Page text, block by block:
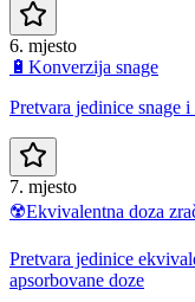
6. mjesto
🔋 Konverzija snage
Pretvara jedinice snage
7. mjesto
☢️Ekvivalentna doza
Pretvara jedinice
apsorbovane doze